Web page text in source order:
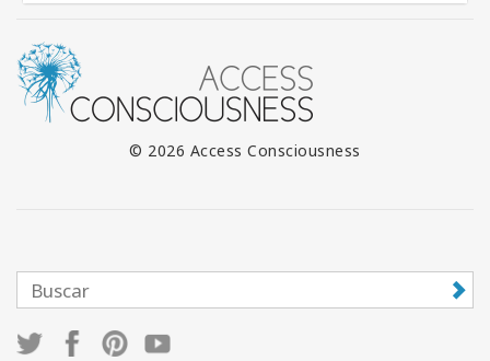
© 2026 Access Consciousness